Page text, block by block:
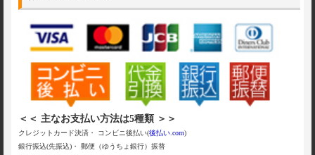
＜＜ 主なお支払い方法は5種類 ＞＞
クレジットカード決済・ コンビニ後払い(後払い.com)
銀行振込(先振込)・ 郵便（ゆうちょ銀行）振替